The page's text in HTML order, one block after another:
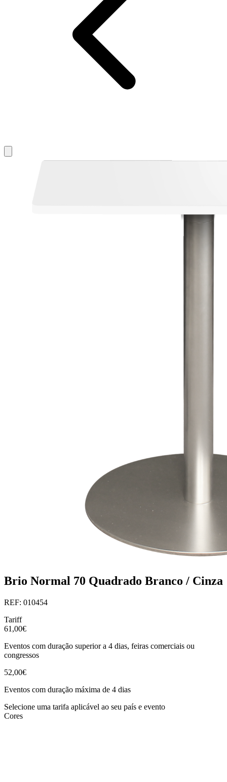
Brio Normal 70 Quadrado Branco / Cinza
REF: 010454
Tariff
61,00€
Eventos com duração superior a 4 dias, feiras comerciais ou
congressos
52,00€
Eventos com duração máxima de 4 dias
Selecione uma tarifa aplicável ao seu país e evento
Cores